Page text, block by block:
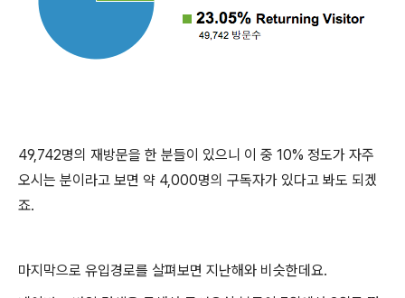
49,742명의 재방문을 한 분들이 있으니 이 중 10% 정도가 자주
오시는 분이라고 보면 약 4,000명의 구독자가 있다고 봐도 되겠
죠.
마지막으로 유입경로를 살펴보면 지난해와 비슷한데요.